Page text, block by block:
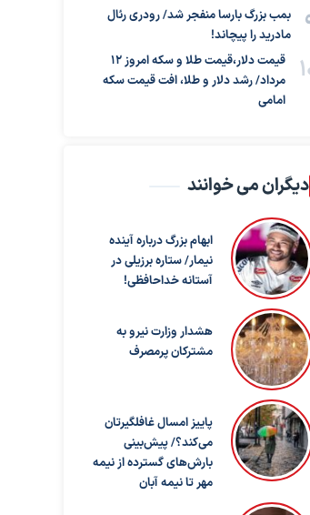
بمب بزرگ بارسا منفجر شد/ رودری رئال
مادرید را پیچاند!
قیمت دلار،قیمت طلا و سکه امروز ۱۲
مرداد/ رشد دلار و طلا، افت قیمت سکه
امامی
دیگران می خوانند
ابهام بزرگ درباره آینده
نیمار/ ستاره برزیلی در
آستانه خداحافظی!
هشدار وزارت نیرو به
مشترکان پرمصرف
پاییز امسال غافلگیرتان
می‌کند؟/ پیش‌بینی
بارش‌های گسترده از نیمه
مهر تا نیمه آبان